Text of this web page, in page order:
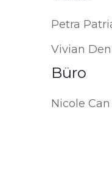
Petra
Vivian
Büro
Nicole Can